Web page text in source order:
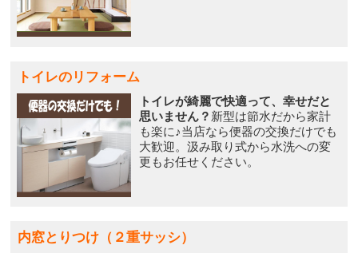
トイレのリフォーム
トイレが綺麗で快適って、幸せだと
思いません？ 新型は節水だから家計
も楽に♪当店なら便器の交換だけでも
大歓迎。汲み取り式から水洗への変
更もお任せください。
内窓とりつけ（２重サッシ）